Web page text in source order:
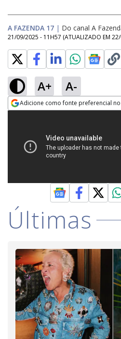
A FAZENDA 17 | Do canal A
21/09/2025 - 11H57 (ATUALIZADO EM
A+ A-
Adicione como fonte preferencial
Últimas